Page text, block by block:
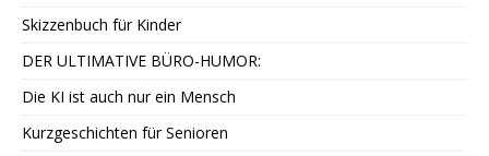
Skizzenbuch für Kinder
DER ULTIMATIVE BÜRO-HUMOR:
Die KI ist auch nur ein Mensch
Kurzgeschichten für Senioren